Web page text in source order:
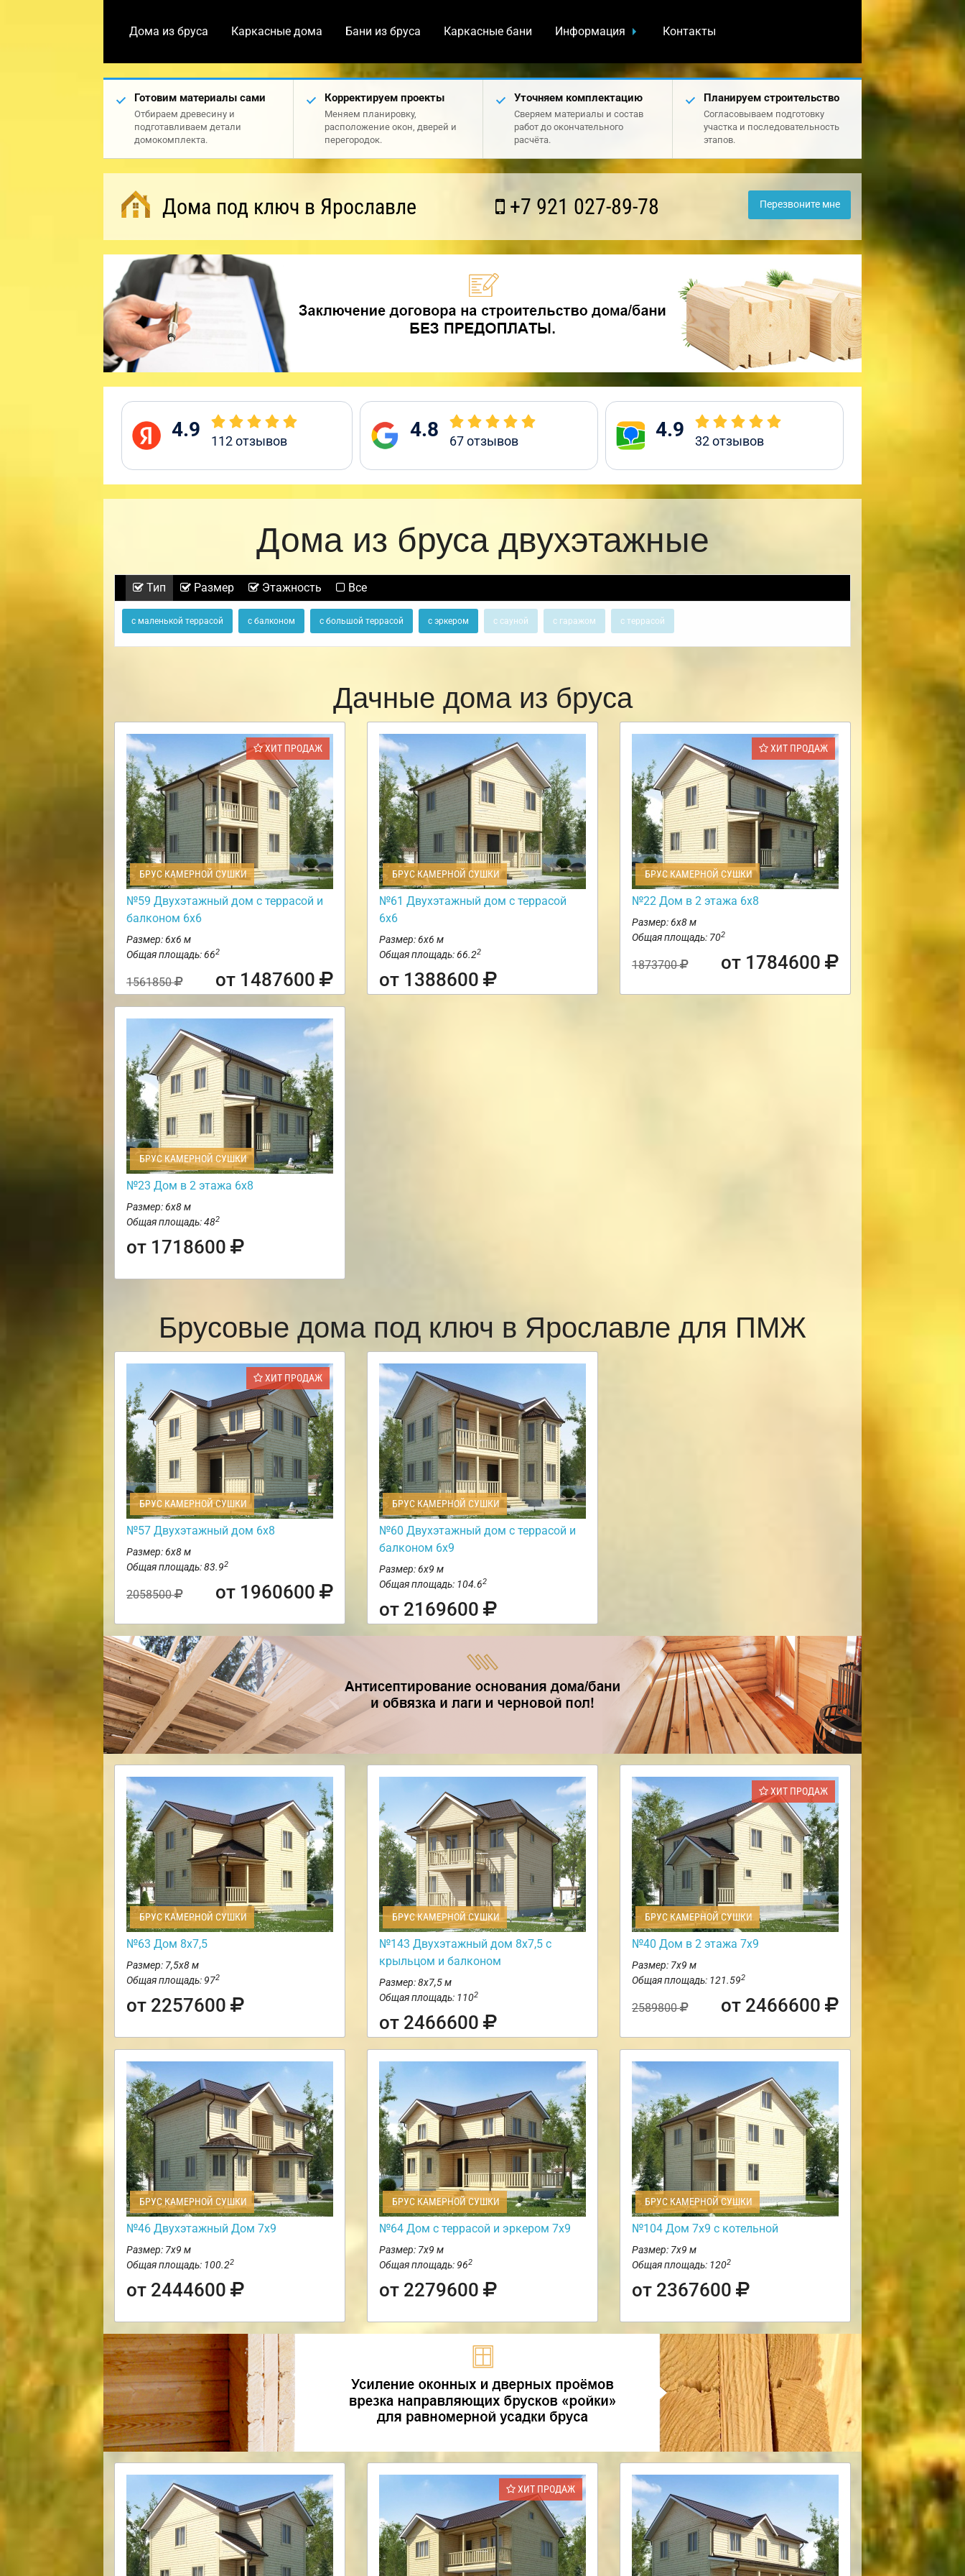
Дома из бруса Каркасные дома Бани из бруса Каркасные бани Информация Контакты
Готовим материалы сами
Отбираем древесину и
подготавливаем детали
домокомплекта.
Корректируем проекты
Меняем планировку,
расположение окон, дверей и
перегородок.
Уточняем комплектацию
Сверяем материалы и состав
работ до окончательного
расчёта.
Планируем строительство
Согласовываем подготовку
участка и последовательность
этапов.
Дома под ключ в Ярославле +7 921 027-89-78 Перезвоните мне
4.9 112отзывов 4.8 67отзывов 4.9 32отзывов
Дома из бруса двухэтажные
Тип Размер Этажность Все
с маленькой террасой с балконом с большой террасой с эркером с сауной с гаражом с террасой
Дачные дома из бруса
ХИТ ПРОДАЖ
БРУС КАМЕРНОЙ СУШКИ
№59 Двухэтажный дом с террасой и
балконом 6х6
Размер: 6х6 м
Общая площадь: 662
1561850 от 1487600
БРУС КАМЕРНОЙ СУШКИ
№61 Двухэтажный дом с террасой
6х6
Размер: 6х6 м
Общая площадь: 66.22
от 1388600
ХИТ ПРОДАЖ
БРУС КАМЕРНОЙ СУШКИ
№22 Дом в 2 этажа 6х8
Размер: 6х8 м
Общая площадь: 702
1873700 от 1784600
БРУС КАМЕРНОЙ СУШКИ
№23 Дом в 2 этажа 6х8
Размер: 6х8 м
Общая площадь: 482
от 1718600
Брусовые дома под ключ в Ярославле для ПМЖ
ХИТ ПРОДАЖ
БРУС КАМЕРНОЙ СУШКИ
№57 Двухэтажный дом 6х8
Размер: 6х8 м
Общая площадь: 83.92
2058500 от 1960600
БРУС КАМЕРНОЙ СУШКИ
№60 Двухэтажный дом с террасой и
балконом 6х9
Размер: 6х9 м
Общая площадь: 104.62
от 2169600
БРУС КАМЕРНОЙ СУШКИ
№63 Дом 8х7,5
Размер: 7,5х8 м
Общая площадь: 972
от 2257600
БРУС КАМЕРНОЙ СУШКИ
№143 Двухэтажный дом 8х7,5 с
крыльцом и балконом
Размер: 8х7,5 м
Общая площадь: 1102
от 2466600
ХИТ ПРОДАЖ
БРУС КАМЕРНОЙ СУШКИ
№40 Дом в 2 этажа 7х9
Размер: 7х9 м
Общая площадь: 121.592
2589800 от 2466600
БРУС КАМЕРНОЙ СУШКИ
№46 Двухэтажный Дом 7х9
Размер: 7х9 м
Общая площадь: 100.22
от 2444600
БРУС КАМЕРНОЙ СУШКИ
№64 Дом с террасой и эркером 7х9
Размер: 7х9 м
Общая площадь: 962
от 2279600
БРУС КАМЕРНОЙ СУШКИ
№104 Дом 7х9 с котельной
Размер: 7х9 м
Общая площадь: 1202
от 2367600
ХИТ ПРОДАЖ